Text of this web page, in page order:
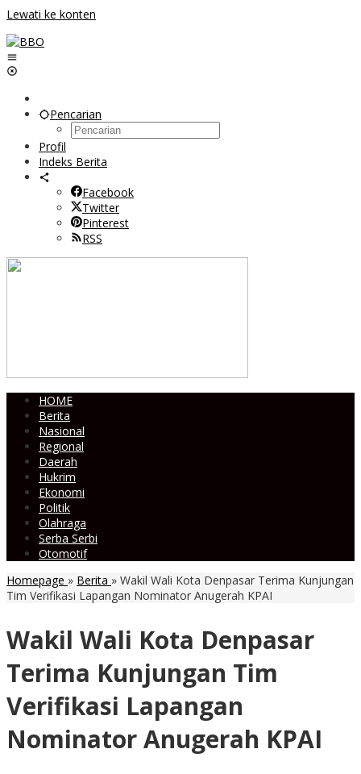
Lewati ke konten
Pencarian
Profil
Indeks Berita
Facebook
Twitter
Pinterest
RSS
HOME
Berita
Nasional
Regional
Daerah
Hukrim
Ekonomi
Politik
Olahraga
Serba Serbi
Otomotif
Homepage » Berita » Wakil Wali Kota Denpasar Terima Kunjungan
Tim Verifikasi Lapangan Nominator Anugerah KPAI
Wakil Wali Kota Denpasar
Terima Kunjungan Tim
Verifikasi Lapangan
Nominator Anugerah KPAI